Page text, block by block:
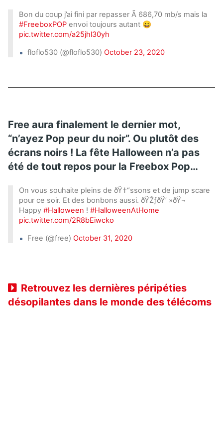
Bon du coup j’ai fini par repasser Ã 686,70 mb/s mais la
#FreeboxPOP envoi toujours autant 😀
pic.twitter.com/a25jhl30yh
floflo530 (@floflo530) October 23, 2020
Free aura finalement le dernier mot,
“n’ayez Pop peur du noir”. Ou plutôt des
écrans noirs ! La fête Halloween n’a pas
été de tout repos pour la Freebox Pop…
On vous souhaite pleins de ðŸ†“ssons et de jump scare
pour ce soir. Et des bonbons aussi. ðŸŽƒðŸ’ »ðŸ¬
Happy #Halloween ! #HalloweenAtHome
pic.twitter.com/2R8bEiwcko
Free (@free) October 31, 2020
Retrouvez les dernières péripéties
désopilantes dans le monde des télécoms